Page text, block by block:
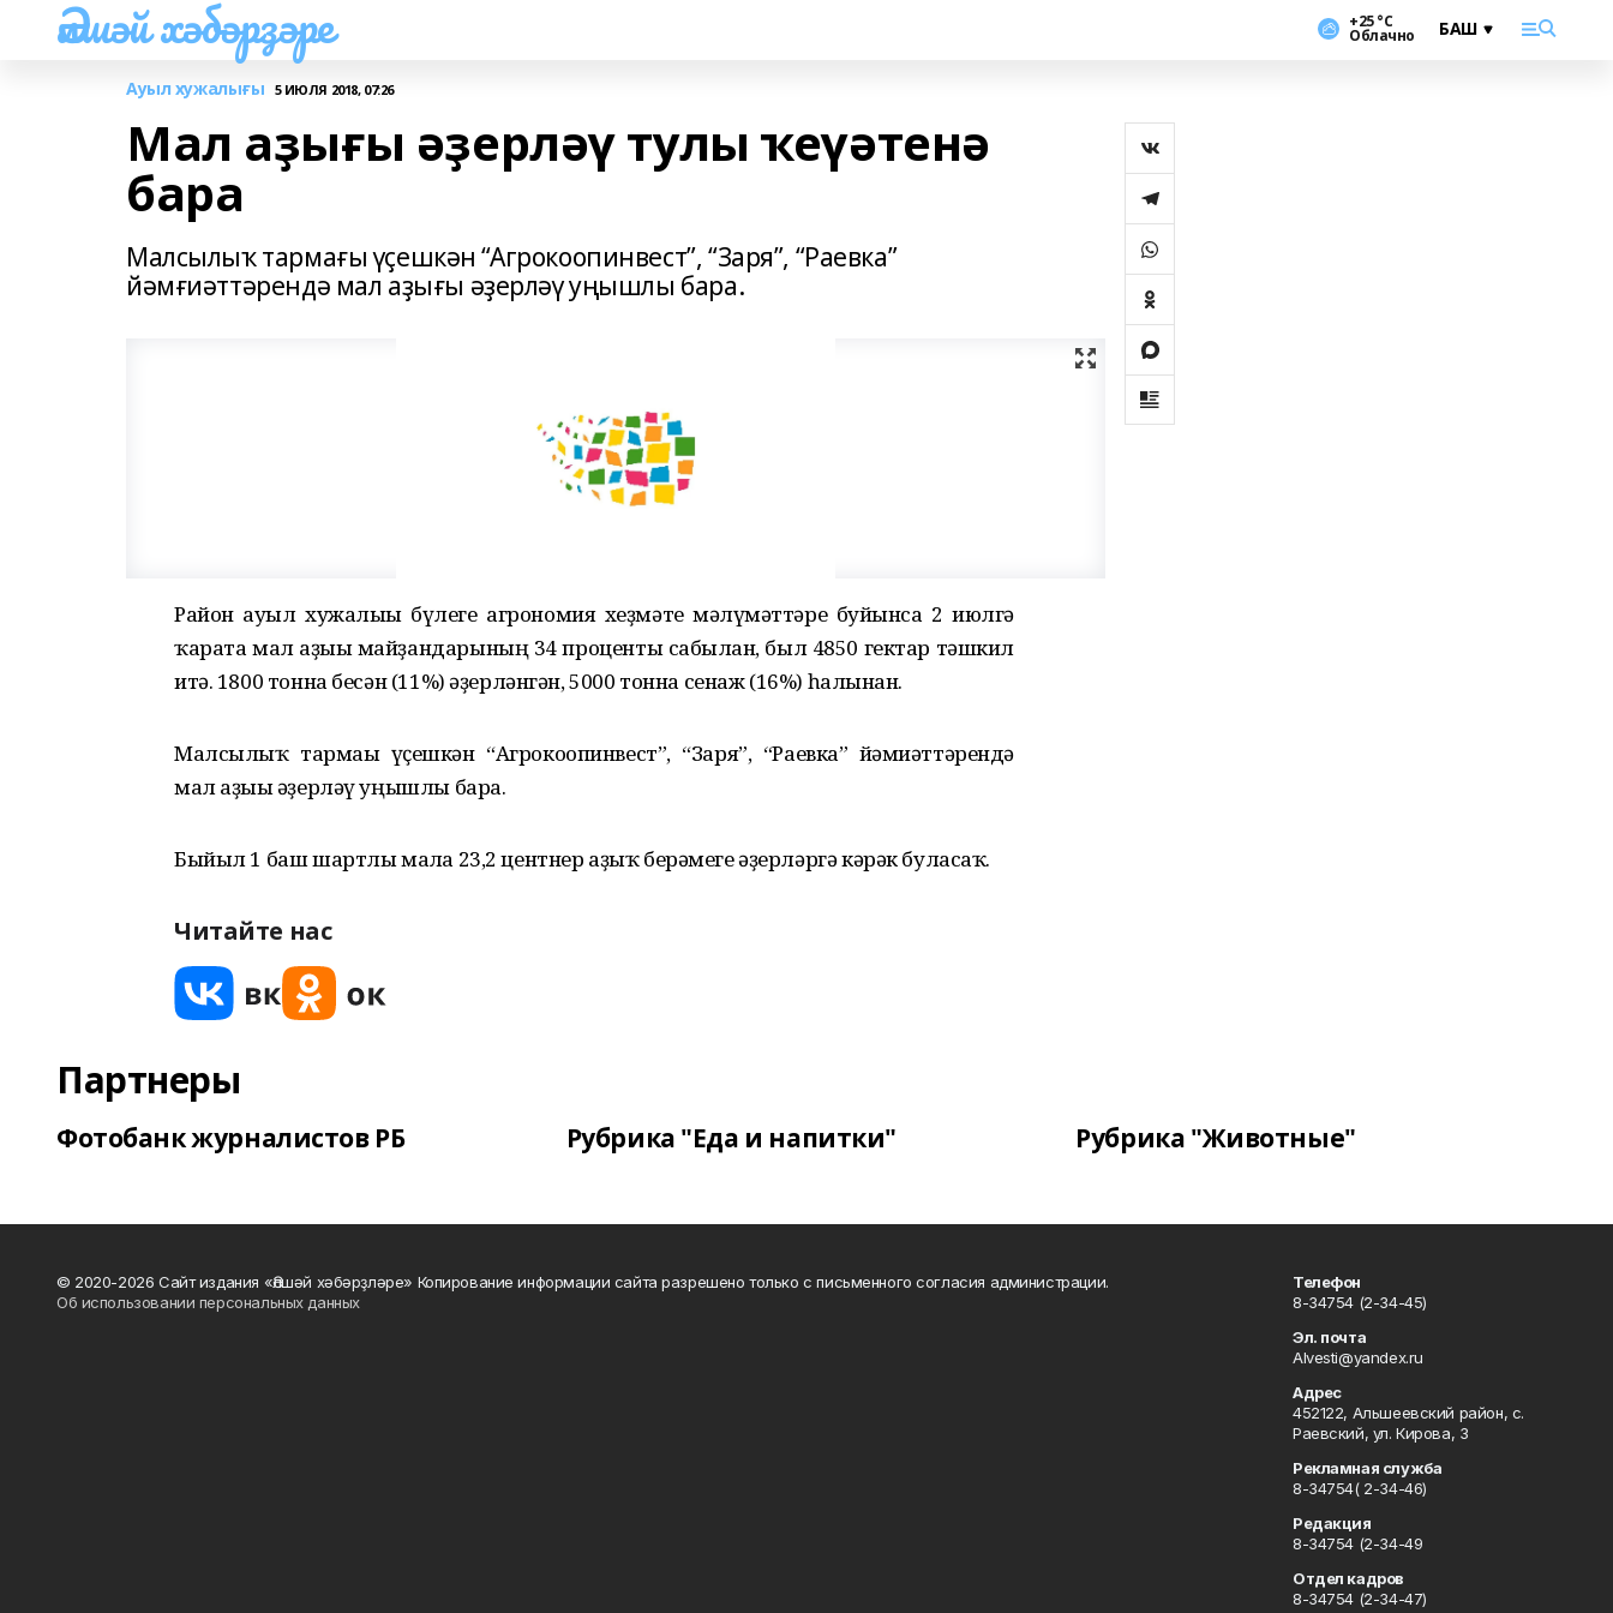
Әлшәй хәбәрҙәре +25 °С
Облачно
Ауыл хужалығы 5 ИЮЛЯ 2018, 07:26
Мал аҙығы әҙерләү тулы ҡеүәтенә
бара
Малсылыҡ тармағы үҫешкән “Агрокоопинвест”, “Заря”, “Раевка”
йәмғиәттәрендә мал аҙығы әҙерләү уңышлы бара.
Район ауыл хужалығы бүлеге агрономия хеҙмәте мәғлүмәттәре буйынса 2 июлгә
ҡарата мал аҙығы майҙандарының 34 проценты сабылған, был 4850 гектар тәшкил
итә. 1800 тонна бесән (11%) әҙерләнгән, 5000 тонна сенаж (16%) һалынған.
Малсылыҡ тармағы үҫешкән “Агрокоопинвест”, “Заря”, “Раевка” йәмғиәттәрендә
мал аҙығы әҙерләү уңышлы бара.
Быйыл 1 баш шартлы малға 23,2 центнер аҙыҡ берәмеге әҙерләргә кәрәк буласаҡ.
Читайте нас
Партнеры
Фотобанк журналистов РБ Рубрика "Еда и напитки" Рубрика "Животные"
© 2020-2026 Сайт издания «Әлшәй хәбәрҙләре» Копирование информации сайта разрешено только с письменного согласия администрации.
Об использовании персональных данных
Телефон
8-34754 (2-34-45)
Эл. почта
Alvesti@yandex.ru
Адрес
452122, Альшеевский район, с.
Раевский, ул. Кирова, 3
Рекламная служба
8-34754( 2-34-46)
Редакция
8-34754 (2-34-49
Отдел кадров
8-34754 (2-34-47)